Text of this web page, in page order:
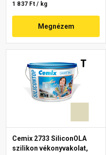
1 837 Ft / kg
Megnézem
Cemix 2733 SiliconOLA
szilikon vékonyvakolat,